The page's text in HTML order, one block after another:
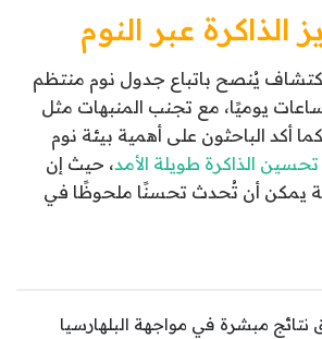
الذاكرة عبر النوم
يُنصح باتباع جدول نوم منتظم
بين 7 إلى 9 ساعات يوميًا، مع تجنب المنبهات مثل
أكد الباحثون على أهمية بيئة نوم
تحسين الذاكرة طويلة الأمد، حيث إن
يمكن أن تُحدث تحسنًا ملحوظًا في
مبشرة في مواجهة البلهارسيا